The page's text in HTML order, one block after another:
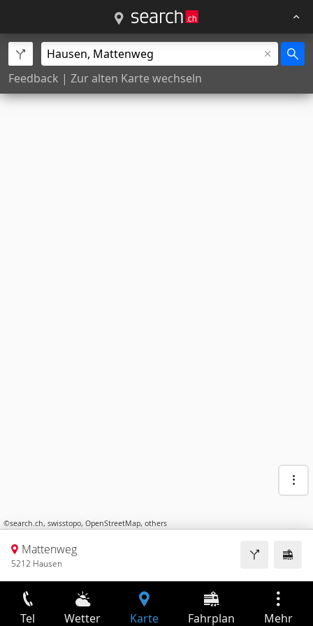
Feedback | Zur alten Karte wechseln
©search.ch, swisstopo, OpenStreetMap, others
Mattenweg
5212 Hausen
Tel Wetter Karte Fahrplan Mehr